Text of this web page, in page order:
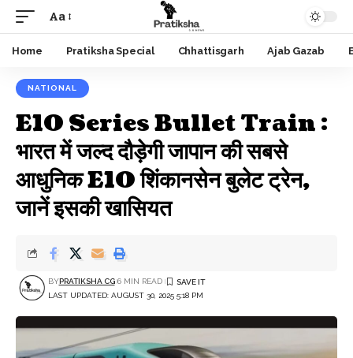
Font
Resizer
Aa
Home Pratiksha Special Chhattisgarh Ajab Gazab
NATIONAL
E10 Series Bullet Train :
भारत में जल्द दौड़ेगी जापान की सबसे
आधुनिक E10 शिंकानसेन बुलेट ट्रेन,
जानें इसकी खासियत
LAST UPDATED: AUGUST 30, 2025 5:18 PM
BYPRATIKSHA CG 6 MIN READ